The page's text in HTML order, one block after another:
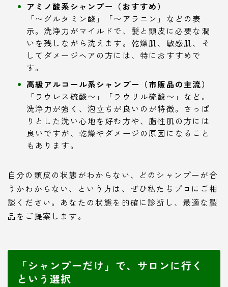
アミノ酸系シャンプー（おすすめ）
「〜グルタミン酸」「〜アラニン」などの表
示。洗浄力がマイルドで、髪と頭皮に必要な潤
いを残しながら洗えます。乾燥肌、敏感肌、そ
してダメージヘアの方には、特におすすめで
す。
高級アルコール系シャンプー（市販品の主流）
「ラウレス硫酸〜」「ラウリル硫酸〜」など。
洗浄力が強く、泡立ちが良いのが特徴。さっぱ
りとした洗い心地を好む方や、脂性肌の方には
良いですが、乾燥やダメージの原因になること
もあります。
自分の頭皮の状態がわからない、どのシャンプーが合
うかわからない、という方は、ぜひ私たちプロにご相
談ください。あなたの状態を的確に診断し、最適な製
品をご提案します。
「シャンプーだけ」で、サロンに行く
という選択